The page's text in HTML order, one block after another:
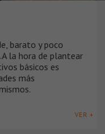
barato y poco
la hora de plantear
básicos es
más
VER +